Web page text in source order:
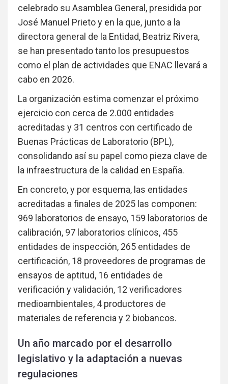
celebrado su Asamblea General, presidida por
José Manuel Prieto y en la que, junto a la
directora general de la Entidad, Beatriz Rivera,
se han presentado tanto los presupuestos
como el plan de actividades que ENAC llevará a
cabo en 2026.
La organización estima comenzar el próximo
ejercicio con cerca de 2.000 entidades
acreditadas y 31 centros con certificado de
Buenas Prácticas de Laboratorio (BPL),
consolidando así su papel como pieza clave de
la infraestructura de la calidad en España.
En concreto, y por esquema, las entidades
acreditadas a finales de 2025 las componen:
969 laboratorios de ensayo, 159 laboratorios de
calibración, 97 laboratorios clínicos, 455
entidades de inspección, 265 entidades de
certificación, 18 proveedores de programas de
ensayos de aptitud, 16 entidades de
verificación y validación, 12 verificadores
medioambientales, 4 productores de
materiales de referencia y 2 biobancos.
Un año marcado por el desarrollo
legislativo y la adaptación a nuevas
regulaciones